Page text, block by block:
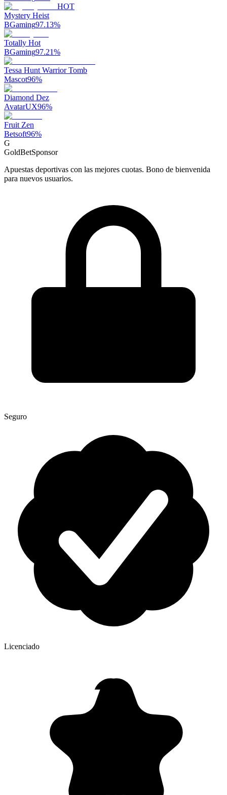
HOT
Mystery Heist
BGaming97.13%
Totally Hot
BGaming97.21%
Tessa Hunt Warrior Tomb
Mascot96%
Diamond Dez
AvatarUX96%
Fruit Zen
Betsoft96%
G
GoldBetSponsor
Apuestas deportivas con las mejores cuotas. Bono de bienvenida
para nuevos usuarios.
Seguro
Licenciado